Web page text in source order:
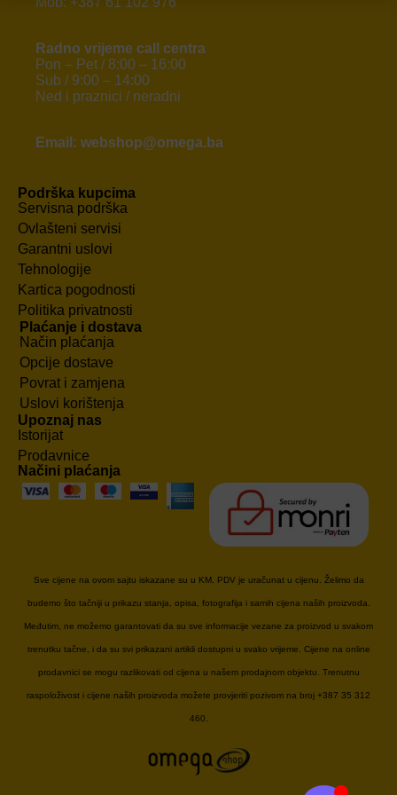
Radno vrijeme call centra
Pon – Pet / 8:00 – 16:00
Sub / 9:00 – 14:00
Ned i praznici / neradni
Email: webshop@omega.ba
Podrška kupcima
Servisna podrška
Ovlašteni servisi
Garantni uslovi
Tehnologije
Kartica pogodnosti
Politika privatnosti
Plaćanje i dostava
Način plaćanja
Opcije dostave
Povrat i zamjena
Uslovi korištenja
Upoznaj nas
Istorijat
Prodavnice
Načini plaćanja
Sve cijene na ovom sajtu iskazane su u KM. PDV je uračunat u cijenu. Želimo da
budemo što tačniji u prikazu stanja, opisa, fotografija i samih cijena naših proizvoda.
Međutim, ne možemo garantovati da su sve informacije vezane za proizvod u svakom
trenutku tačne, i da su svi prikazani artikli dostupni u svako vrijeme. Cijene na online
prodavnici se mogu razlikovati od cijena u našem prodajnom objektu. Trenutnu
raspoloživost i cijene naših proizvoda možete provjeriti pozivom na broj +387 35 312
460.